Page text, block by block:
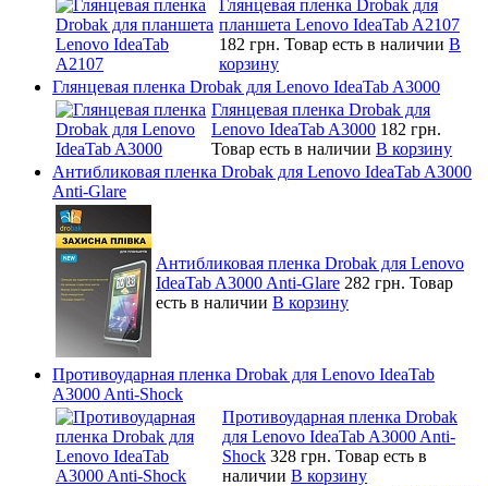
Глянцевая пленка Drobak для
планшета Lenovo IdeaTab A2107
182 грн. Товар есть в наличии В
корзину
Глянцевая пленка Drobak для Lenovo IdeaTab A3000
Глянцевая пленка Drobak для
Lenovo IdeaTab A3000 182 грн.
Товар есть в наличии В корзину
Антибликовая пленка Drobak для Lenovo IdeaTab A3000
Anti-Glare
Антибликовая пленка Drobak для Lenovo
IdeaTab A3000 Anti-Glare 282 грн. Товар
есть в наличии В корзину
Противоударная пленка Drobak для Lenovo IdeaTab
A3000 Anti-Shock
Противоударная пленка Drobak
для Lenovo IdeaTab A3000 Anti-
Shock 328 грн. Товар есть в
наличии В корзину